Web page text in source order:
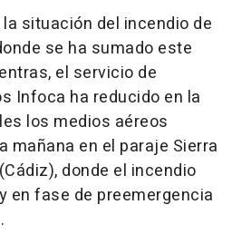
situación del incendio de
se ha sumado este
el servicio de
Infoca ha reducido en la
los medios aéreos
mañana en el paraje Sierra
donde el incendio
en fase de preemergencia